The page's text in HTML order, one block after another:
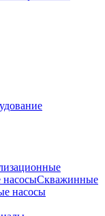
насосыСкважинные
насосы